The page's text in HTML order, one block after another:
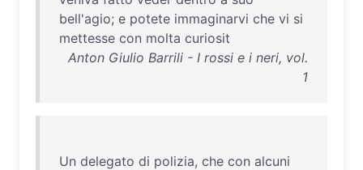
bell'agio; e potete immaginarvi che vi si
mettesse con molta curiosit
Anton Giulio Barrili - I rossi e i neri, vol.
1
Un delegato di polizia, che con alcuni